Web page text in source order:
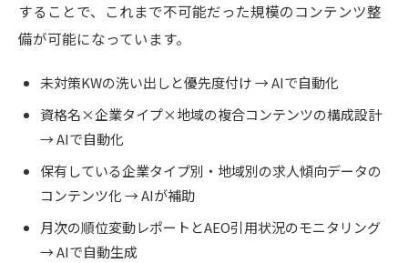
することで、これまで不可能だった規模のコンテンツ整
備が可能になっています。
未対策KWの洗い出しと優先度付け → AIで自動化
資格名×企業タイプ×地域の複合コンテンツの構成設計
→ AIで自動化
保有している企業タイプ別・地域別の求人傾向データの
コンテンツ化 → AIが補助
月次の順位変動レポートとAEO引用状況のモニタリング
→ AIで自動生成